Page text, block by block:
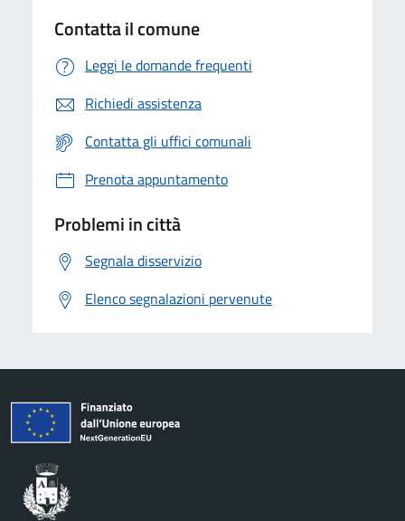
Contatta il comune
Leggi le domande frequenti
Richiedi assistenza
Contatta gli uffici comunali
Prenota appuntamento
Problemi in città
Segnala disservizio
Elenco segnalazioni pervenute